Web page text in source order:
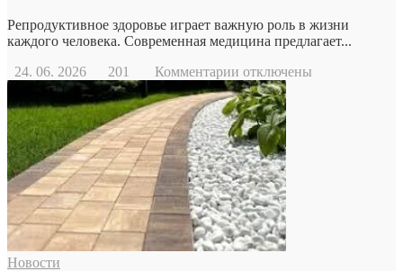
Репродуктивное здоровье играет важную роль в жизни
каждого человека. Современная медицина предлагает...
24. 06. 2026
201 Комментарии к
записи
Когда
стоит
обратиться
к
репродуктологу:
основные
причины
и
возможности
современной
отключены
Новости